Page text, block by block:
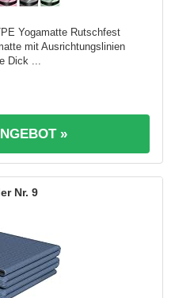
Yogamatte Rutschfest
mit Ausrichtungslinien
Dick ...
»
9